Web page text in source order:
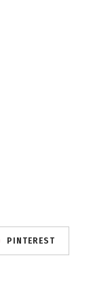
PINTEREST